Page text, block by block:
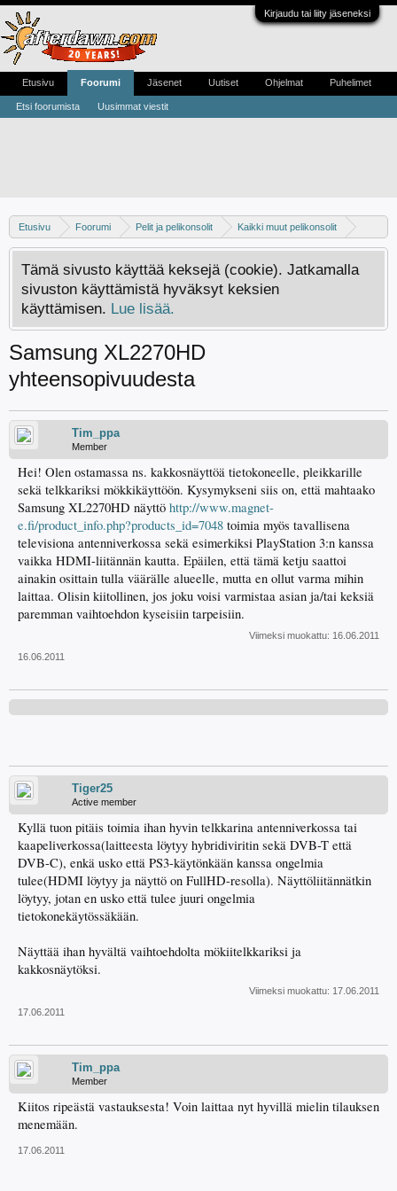
Kirjaudu tai liity jäseneksi
Etusivu Foorumi Pelit ja pelikonsolit
Kaikki muut pelikonsolit
PS3
Tämä sivusto käyttää keksejä (cookie). Jatkamalla
sivuston käyttämistä hyväksyt keksien
käyttämisen. Lue lisää.
Samsung XL2270HD
yhteensopivuudesta
Tim_ppa
Member
Hei! Olen ostamassa ns. kakkosnäyttöä tietokoneelle, pleikkarille
sekä telkkariksi mökkikäyttöön. Kysymykseni siis on, että mahtaako
Samsung XL2270HD näyttö http://www.magnet-
e.fi/product_info.php?products_id=7048 toimia myös tavallisena
televisiona antenniverkossa sekä esimerkiksi PlayStation 3:n kanssa
vaikka HDMI-liitännän kautta. Epäilen, että tämä ketju saattoi
ainakin osittain tulla väärälle alueelle, mutta en ollut varma mihin
laittaa. Olisin kiitollinen, jos joku voisi varmistaa asian ja/tai keksiä
paremman vaihtoehdon kyseisiin tarpeisiin.
Viimeksi muokattu: 16.06.2011
16.06.2011
Tiger25
Active member
Kyllä tuon pitäis toimia ihan hyvin telkkarina antenniverkossa tai
kaapeliverkossa(laitteesta löytyy hybridiviritin sekä DVB-T että
DVB-C), enkä usko että PS3-käytönkään kanssa ongelmia
tulee(HDMI löytyy ja näyttö on FullHD-resolla). Näyttöliitännätkin
löytyy, jotan en usko että tulee juuri ongelmia
tietokonekäytössäkään.
Näyttää ihan hyvältä vaihtoehdolta mökiitelkkariksi ja
kakkosnäytöksi.
Viimeksi muokattu: 17.06.2011
17.06.2011
Tim_ppa
Member
Kiitos ripeästä vastauksesta! Voin laittaa nyt hyvillä mielin tilauksen
menemään.
17.06.2011
Etusivu Foorumi
Etsi foorumista Uusimmat viestit
Jäsenet Uutiset Ohjelmat Puhelimet